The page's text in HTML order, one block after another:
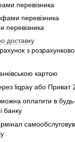
перевізника
перевізника
доставку
з
картою
liqpay або Приват
оплатити в
банку